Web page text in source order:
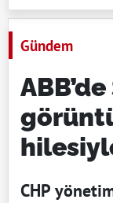
Gündem
CHP